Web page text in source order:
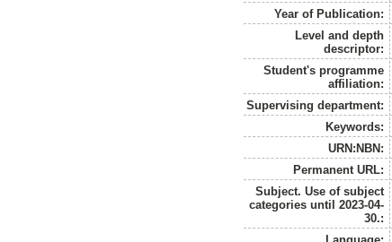
Year of Publication:
Level and depth
descriptor:
Student's programme
affiliation:
Supervising department:
Keywords:
URN:NBN:
Permanent URL:
Subject. Use of subject
categories until 2023-04-
30.: